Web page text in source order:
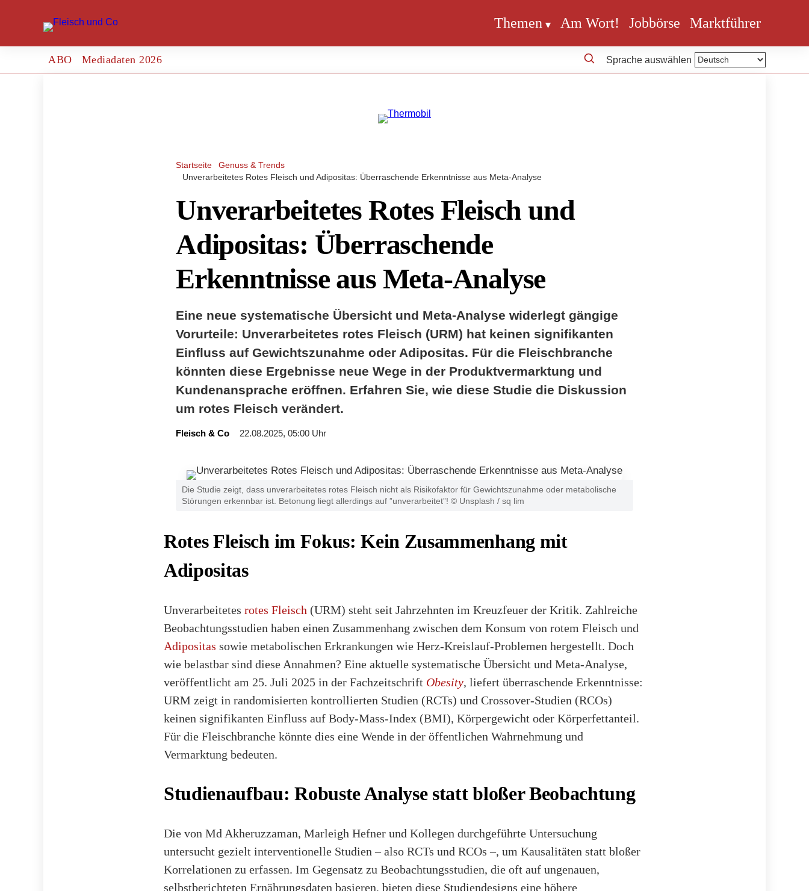
Themen Am Wort! Jobbörse Marktführer
ABO Mediadaten 2026 Sprache auswählen
Startseite
Genuss & Trends
Unverarbeitetes Rotes Fleisch und Adipositas: Überraschende Erkenntnisse aus Meta-Analyse
Unverarbeitetes Rotes Fleisch und
Adipositas: Überraschende
Erkenntnisse aus Meta-Analyse
Eine neue systematische Übersicht und Meta-Analyse widerlegt gängige
Vorurteile: Unverarbeitetes rotes Fleisch (URM) hat keinen signifikanten
Einfluss auf Gewichtszunahme oder Adipositas. Für die Fleischbranche
könnten diese Ergebnisse neue Wege in der Produktvermarktung und
Kundenansprache eröffnen. Erfahren Sie, wie diese Studie die Diskussion
um rotes Fleisch verändert.
Fleisch & Co 22.08.2025, 05:00 Uhr
Die Studie zeigt, dass unverarbeitetes rotes Fleisch nicht als Risikofaktor für Gewichtszunahme oder metabolische
Störungen erkennbar ist. Betonung liegt allerdings auf ”unverarbeitet”! © Unsplash / sq lim
Rotes Fleisch im Fokus: Kein Zusammenhang mit
Adipositas
Unverarbeitetes rotes Fleisch (URM) steht seit Jahrzehnten im Kreuzfeuer der Kritik. Zahlreiche
Beobachtungsstudien haben einen Zusammenhang zwischen dem Konsum von rotem Fleisch und
Adipositas sowie metabolischen Erkrankungen wie Herz-Kreislauf-Problemen hergestellt. Doch
wie belastbar sind diese Annahmen? Eine aktuelle systematische Übersicht und Meta-Analyse,
veröffentlicht am 25. Juli 2025 in der Fachzeitschrift Obesity, liefert überraschende Erkenntnisse:
URM zeigt in randomisierten kontrollierten Studien (RCTs) und Crossover-Studien (RCOs)
keinen signifikanten Einfluss auf Body-Mass-Index (BMI), Körpergewicht oder Körperfettanteil.
Für die Fleischbranche könnte dies eine Wende in der öffentlichen Wahrnehmung und
Vermarktung bedeuten.
Studienaufbau: Robuste Analyse statt bloßer Beobachtung
Die von Md Akheruzzaman, Marleigh Hefner und Kollegen durchgeführte Untersuchung
untersucht gezielt interventionelle Studien – also RCTs und RCOs –, um Kausalitäten statt bloßer
Korrelationen zu erfassen. Im Gegensatz zu Beobachtungsstudien, die oft auf ungenauen,
selbstberichteten Ernährungsdaten basieren, bieten diese Studiendesigns eine höhere